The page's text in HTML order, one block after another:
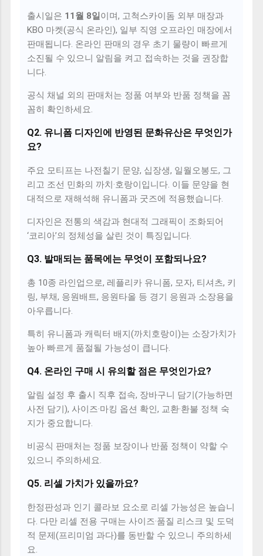
출시일은 11월 8일이며, 고척스카이돔 외부 매장과
KBO 마켓(공식 온라인), 일부 직영 오프라인 매장에서
판매됩니다. 온라인 판매의 경우 초기 물량이 빠르게
소진될 수 있으니 알림을 켜고 접속하는 것을 권장합
니다.
공식 채널 외의 판매처는 정품 여부와 반품 정책을 꼼
꼼히 확인하세요.
Q2. 유니폼 디자인에 반영된 문화유산은 무엇인가
요?
주요 모티프는 나전칠기 문양, 십장생, 일월오봉도, 그
리고 조선 민화의 까치·호랑이입니다. 이들 문양을 현
대적으로 재해석해 유니폼과 굿즈에 적용했습니다.
디자인은 전통의 색감과 현대적 그래픽이 조화되어
‘코리아’의 정체성을 살린 것이 특징입니다.
Q3. 발매되는 품목에는 무엇이 포함되나요?
총 10종 라인업으로, 레플리카 유니폼, 모자, 티셔츠, 키
링, 부채, 응원배트, 응원타올 등 경기 응원과 소장용을
아우릅니다.
특히 유니폼과 캐릭터 배지(까치호랑이)는 소장가치가
높아 빠르게 품절될 가능성이 큽니다.
Q4. 온라인 구매 시 유의할 점은 무엇인가요?
알림 설정 후 출시 직후 접속, 장바구니 담기(가능하면
사전 담기), 사이즈·마킹 옵션 확인, 교환·환불 정책 숙
지가 중요합니다.
비공식 판매처는 정품 보장이나 반품 정책이 약할 수
있으니 주의하세요.
Q5. 리셀 가치가 있을까요?
한정판성과 인기 콜라보 요소로 리셀 가능성은 높습니
다. 다만 리셀 전용 구매는 사이즈·품질 리스크 및 도덕
적 문제(프리미엄 과다)를 동반할 수 있으니 주의하세
요.